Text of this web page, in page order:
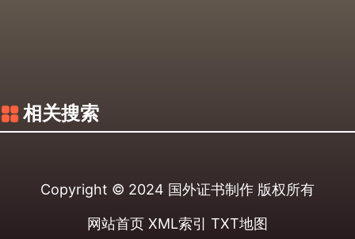
相关搜索
Copyright © 2024 国外证书制作 版权所有
网站首页 XML索引 TXT地图